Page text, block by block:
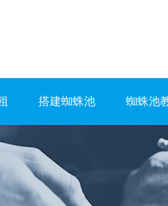
搭建蜘蛛池 蜘蛛池